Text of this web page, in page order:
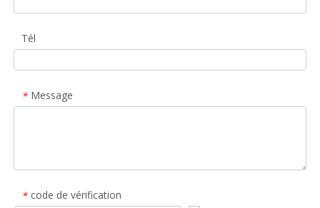
Tél
* Message
* code de vérification